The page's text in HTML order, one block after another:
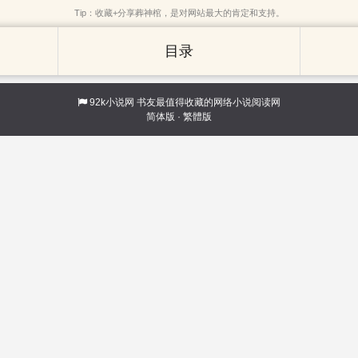
Tip：收藏+分享葬神棺，是对网站最大的肯定和支持。
目录
92k小说网 书友最值得收藏的网络小说阅读网
简体版 · 繁體版